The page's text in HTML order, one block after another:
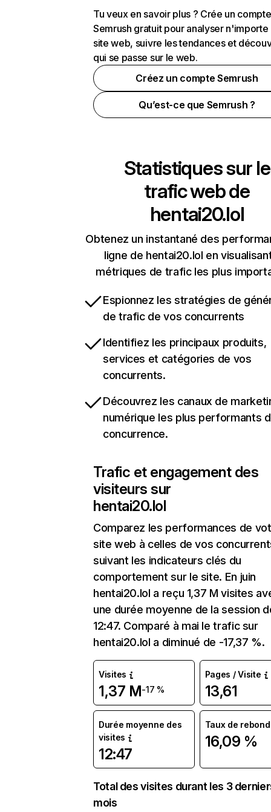
Tu veux en savoir plus ? Crée un compte
Semrush gratuit pour analyser n'importe
site web, suivre les tendances et
qui se passe sur le web.
Créez un compte Semrush
Qu’est-ce que Semrush ?
Statistiques sur le
trafic web de
hentai20.lol
Obtenez un instantané des
ligne de hentai20.lol en
métriques de trafic les plus
Espionnez les stratégies de
de trafic de vos concurrents
Identifiez les principaux produits,
services et catégories de vos
concurrents.
Découvrez les canaux de
numérique les plus performants
concurrence.
Trafic et engagement des
visiteurs sur
hentai20.lol
Comparez les performances de
site web à celles de vos
suivant les indicateurs clés du
comportement sur le site. En juin
hentai20.lol a reçu 1,37 M visites
une durée moyenne de la session
12:47. Comparé à mai le trafic sur
hentai20.lol a diminué de -17,37 %.
Visites
1,37 M-17 %
Pages / Visite
13,61
Durée moyenne des
visites
12:47
Taux de rebond
16,09 %
Total des visites durant les 3
mois